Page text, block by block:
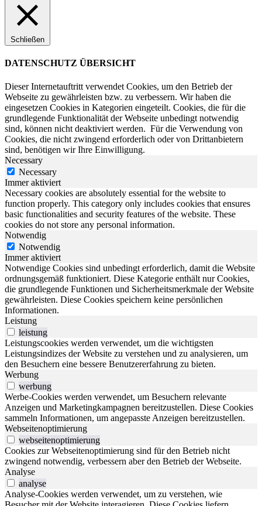
Schließen
DATENSCHUTZ ÜBERSICHT
Dieser Internetauftritt verwendet Cookies, um den Betrieb der
Webseite zu gewährleisten bzw. zu verbessern. Wir haben die
eingesetzen Cookies in Kategorien eingeteilt. Cookies, die für die
grundlegende Funktionalität der Webseite unbedingt notwendig
sind, können nicht deaktiviert werden. Für die Verwendung von
Cookies, die nicht zwingend erforderlich oder von Drittanbietern
sind, benötigen wir Ihre Einwilligung.
Necessary
Necessary
Immer aktiviert
Necessary cookies are absolutely essential for the website to
function properly. This category only includes cookies that ensures
basic functionalities and security features of the website. These
cookies do not store any personal information.
Notwendig
Notwendig
Immer aktiviert
Notwendige Cookies sind unbedingt erforderlich, damit die Website
ordnungsgemäß funktioniert. Diese Kategorie enthält nur Cookies,
die grundlegende Funktionen und Sicherheitsmerkmale der Website
gewährleisten. Diese Cookies speichern keine persönlichen
Informationen.
Leistung
leistung
Leistungscookies werden verwendet, um die wichtigsten
Leistungsindizes der Website zu verstehen und zu analysieren, um
den Besuchern eine bessere Benutzererfahrung zu bieten.
Werbung
werbung
Werbe-Cookies werden verwendet, um Besuchern relevante
Anzeigen und Marketingkampagnen bereitzustellen. Diese Cookies
sammeln Informationen, um angepasste Anzeigen bereitzustellen.
Webseitenoptimierung
webseitenoptimierung
Cookies zur Webseitenoptimierung sind für den Betrieb nicht
zwingend notwendig, verbessern aber den Betrieb der Webseite.
Analyse
analyse
Analyse-Cookies werden verwendet, um zu verstehen, wie